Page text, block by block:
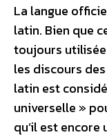
La langue
latin. Bien que
toujours
les discours
latin est
universelle »
qu’il est encore